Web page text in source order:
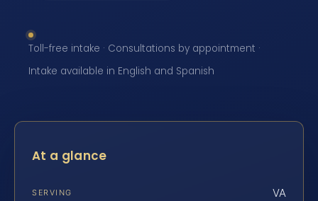
Toll-free intake · Consultations by appointment ·
Intake available in English and Spanish
At a glance
SERVING VA